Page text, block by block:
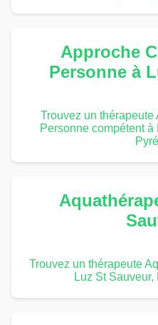
Approche
Personne à
Trouvez un
Personne compétent
Trouvez un thérapeute
Luz St